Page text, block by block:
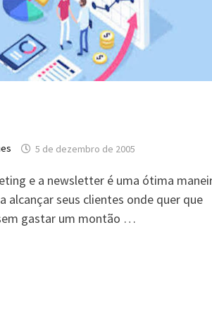
5 de dezembro de 2005
e a newsletter é uma ótima
alcançar seus clientes onde quer que
gastar um montão …